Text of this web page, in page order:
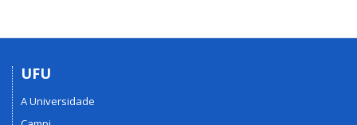
UFU
A Universidade